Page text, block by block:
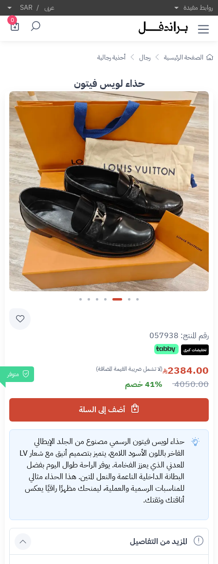
روابط مفيدة عربى /
SAR
0
الصفحة الرئيسية رجال أحذية رجالية
حذاء لويس فيتون
رقم المنتج: 057938
تخفيضات كبرى
متوفر 2384.00 (لا تشمل ضريبة القيمة المضافة)
4050.00 41% خصم
حذاء لويس فيتون الرسمي مصنوع من الجلد الإيطالي
الفاخر باللون الأسود اللامع، يتميز بتصميم أنيق مع شعار LV
المعدني الذي يعزز الفخامة. يوفر الراحة طوال اليوم بفضل
البطانة الداخلية الناعمة والنعل المتين. هذا الحذاء مثالي
للمناسبات الرسمية والعملية، ليمنحك مظهرًا راقيًا يعكس
أناقتك وثقتك.
المزيد من التفاصيل